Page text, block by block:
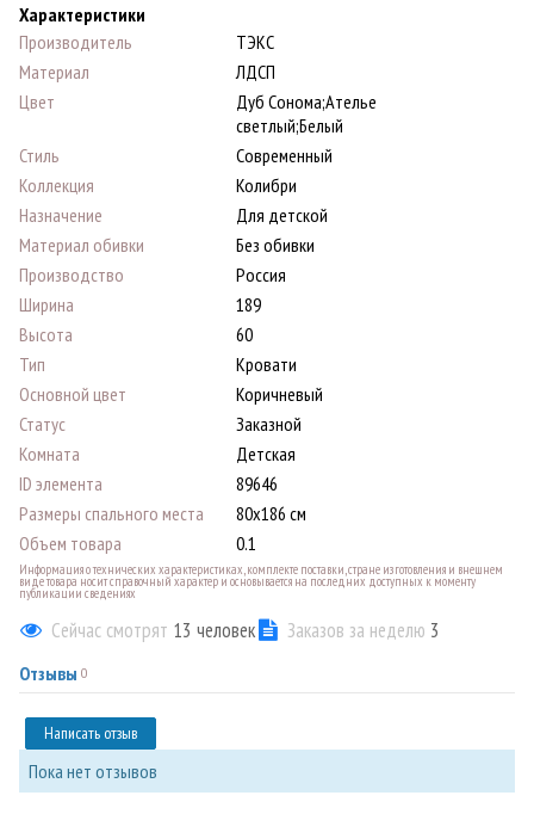
Характеристики
Производитель
ТЭКС
Материал
ЛДСП
Цвет
Дуб Сонома;Ателье
светлый;Белый
Стиль
Современный
Коллекция
Колибри
Назначение
Для детской
Материал обивки
Без обивки
Производство
Россия
Ширина
189
Высота
60
Тип
Кровати
Основной цвет
Коричневый
Статус
Заказной
Комната
Детская
ID элемента
89646
Размеры спального места
80х186 см
Объем товара
0.1
Информация о технических характеристиках, комплекте поставки, стране изготовления и внешнем
виде товара носит справочный характер и основывается на последних доступных к моменту
публикации сведениях
Сейчас смотрят 13 человек Заказов за неделю 3
Отзывы 0
Написать отзыв
Пока нет отзывов